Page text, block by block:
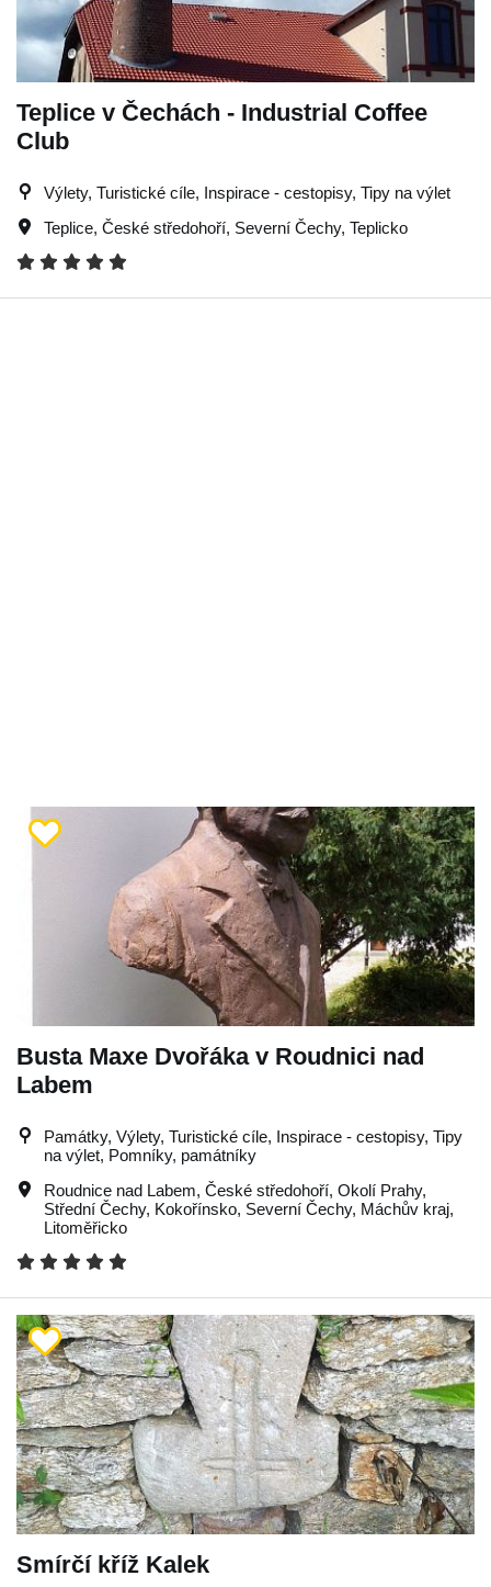
Teplice v Čechách - Industrial Coffee
Club
Výlety, Turistické cíle, Inspirace - cestopisy, Tipy na výlet
Teplice, České středohoří, Severní Čechy, Teplicko
Busta Maxe Dvořáka v Roudnici nad
Labem
Památky, Výlety, Turistické cíle, Inspirace - cestopisy, Tipy
na výlet, Pomníky, památníky
Roudnice nad Labem, České středohoří, Okolí Prahy,
Střední Čechy, Kokořínsko, Severní Čechy, Máchův kraj,
Litoměřicko
Smírčí kříž Kalek